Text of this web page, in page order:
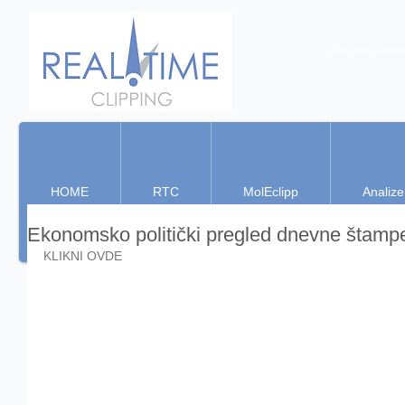
HOME RTC MolEclipp Analize
Ekonomsko politički pregled dnevne
KLIKNI OVDE